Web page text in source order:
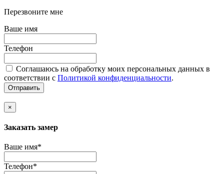
Перезвоните мне
Ваше имя
Телефон
Соглашаюсь на обработку моих персональных данных в
соответствии с Политикой конфиденциальности.
Отправить
×
Заказать замер
Ваше имя*
Телефон*